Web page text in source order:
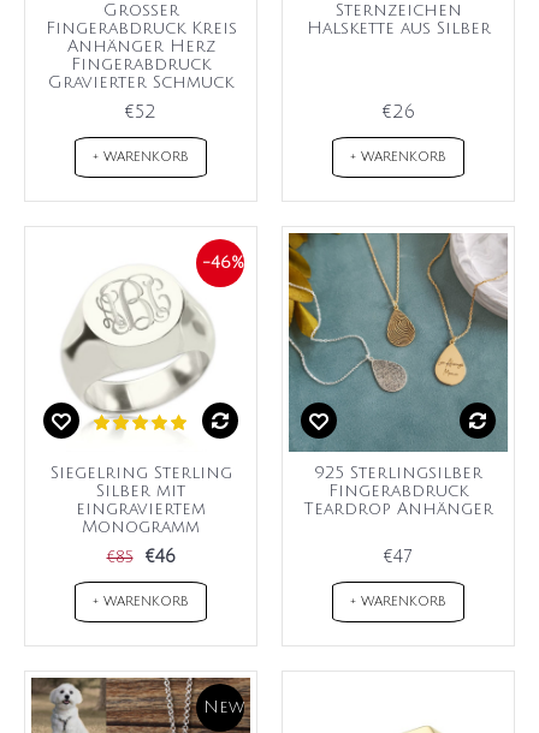
Großer
Fingerabdruck Kreis
Anhänger Herz
Fingerabdruck
Gravierter Schmuck
€52
+ WARENKORB
Sternzeichen
Halskette aus Silber
€26
+ WARENKORB
-46%
Siegelring Sterling
Silber mit
eingraviertem
Monogramm
€85 €46
+ WARENKORB
925 Sterlingsilber
Fingerabdruck
Teardrop Anhänger
€47
+ WARENKORB
New